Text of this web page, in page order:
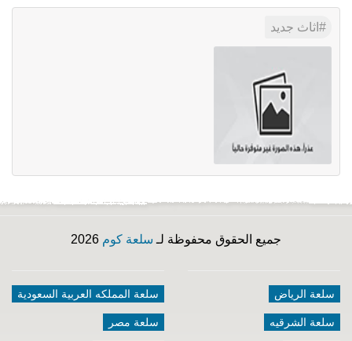
اثاث جديد
جميع الحقوق محفوظة لـ سلعة كوم
سلعة الرياض
سلعة الشرقيه
سلعة المملكه العربية السعودية
سلعة مصر